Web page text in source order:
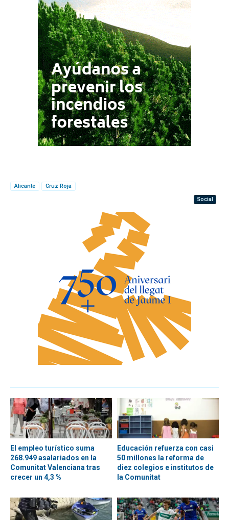
Alicante
Cruz Roja
Social
El empleo turístico suma
268.949 asalariados en la
Comunitat Valenciana tras
crecer un 4,3 %
Educación refuerza con casi
50 millones la reforma de
diez colegios e institutos de
la Comunitat